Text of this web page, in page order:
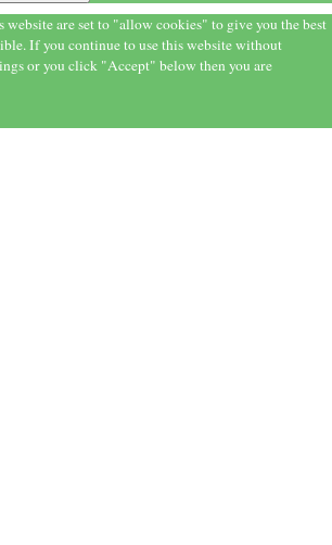
website are set to "allow cookies" to give you the best
If you continue to use this website without
or you click "Accept" below then you are